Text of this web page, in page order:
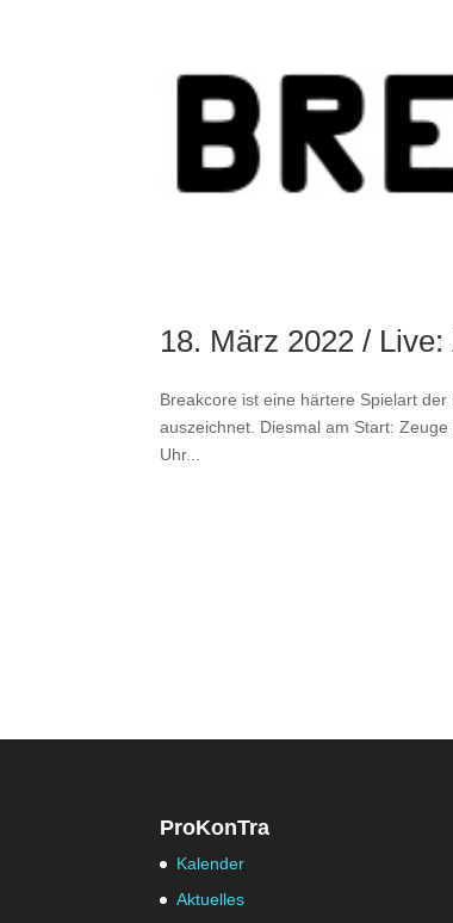
18. März 2022 /
Breakcore ist eine härtere Spielart
auszeichnet. Diesmal am Start:
Uhr...
ProKonTra
Kalender
Aktuelles